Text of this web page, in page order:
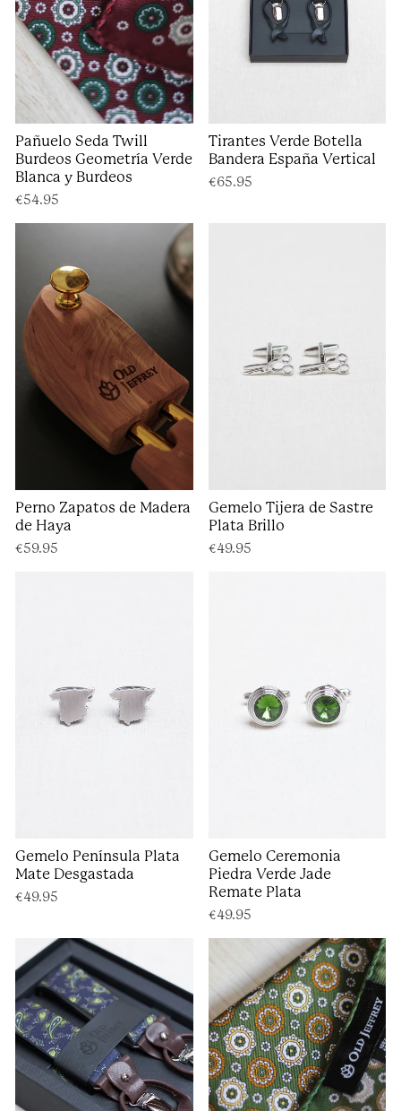
Pañuelo Seda Twill
Burdeos Geometría Verde
Blanca y Burdeos
€54.95
Tirantes Verde Botella
Bandera España Vertical
€65.95
Perno Zapatos de Madera
de Haya
€59.95
Gemelo Tijera de Sastre
Plata Brillo
€49.95
Gemelo Península Plata
Mate Desgastada
€49.95
Gemelo Ceremonia
Piedra Verde Jade
Remate Plata
€49.95